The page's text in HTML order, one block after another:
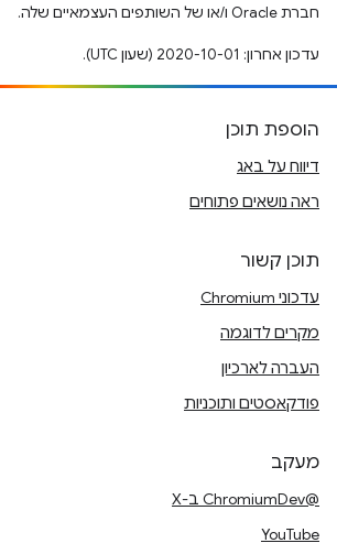
חברת Oracle ו/או של השותפים העצמאיים שלה.
עדכון אחרון: 2020-10-01 (שעון UTC).
הוספת תוכן
דיווח על באג
ראה נושאים פתוחים
תוכן קשור
עדכוני Chromium
מקרים לדוגמה
העברה לארכיון
פודקאסטים ותוכניות
מעקב
@ChromiumDev ב-X
YouTube